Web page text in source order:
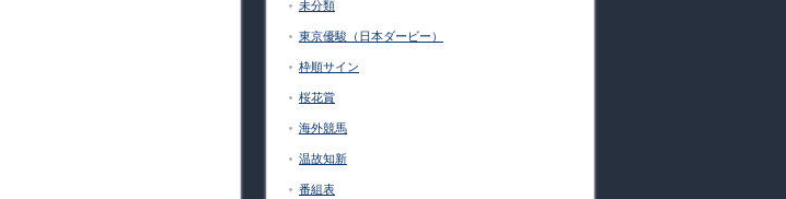
未分類
東京優駿（日本ダービー）
枠順サイン
桜花賞
海外競馬
温故知新
番組表